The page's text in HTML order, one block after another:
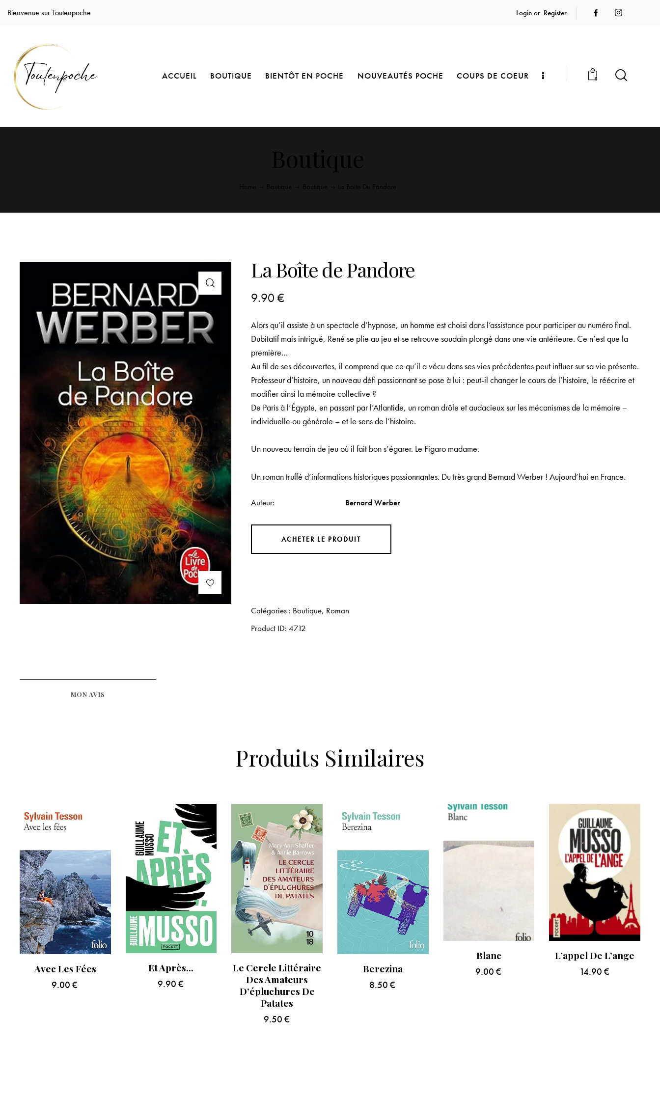
Bienvenue sur Toutenpoche Login or Register
ACCUEIL BOUTIQUE BIENTÔT EN POCHE NOUVEAUTÉS POCHE COUPS DE COEUR 0
La Boîte de Pandore
9.90€
Alors qu’il assiste à un spectacle d’hypnose, un homme est choisi dans l’assistance pour participer au numéro final.
Dubitatif mais intrigué, René se plie au jeu et se retrouve soudain plongé dans une vie antérieure. Ce n’est que la
première…
Au fil de ses découvertes, il comprend que ce qu’il a vécu dans ses vies précédentes peut influer sur sa vie présente.
Professeur d’histoire, un nouveau défi passionnant se pose à lui : peut-il changer le cours de l’histoire, le réécrire et
modifier ainsi la mémoire collective ?
De Paris à l’Égypte, en passant par l’Atlantide, un roman drôle et audacieux sur les mécanismes de la mémoire –
individuelle ou générale – et le sens de l’histoire.
Un nouveau terrain de jeu où il fait bon s’égarer. Le Figaro madame.
Un roman truffé d’informations historiques passionnantes. Du très grand Bernard Werber !Aujourd’hui en France.
Auteur Bernard Werber
ACHETER LE PRODUIT
Catégories : Boutique, Roman
Product ID:4712
MON AVIS
Produits Similaires
Avec Les Fées
9.00€
Et Après…
9.90 €
Le Cercle Littéraire
Des Amateurs
D’épluchures De
Patates
9.50 €
Berezina
8.50€
Blanc
9.00 €
L’appel De L’ange
14.90 €